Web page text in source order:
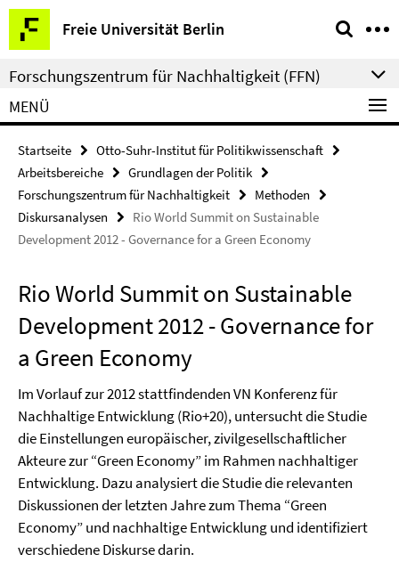
Springe
direkt
zu
Inhalt
Freie Universität Berlin
Service-
Navigation
Forschungszentrum für Nachhaltigkeit (FFN)
MENÜ
Startseite
Otto-Suhr-Institut für Politikwissenschaft
Arbeitsbereiche
Grundlagen der Politik
Forschungszentrum für Nachhaltigkeit
Methoden
Diskursanalysen
Rio World Summit on Sustainable
Development 2012 - Governance for a Green Economy
Rio World Summit on Sustainable
Development 2012 - Governance for
a Green Economy
Im Vorlauf zur 2012 stattfindenden VN Konferenz für
Nachhaltige Entwicklung (Rio+20), untersucht die Studie
die Einstellungen europäischer, zivilgesellschaftlicher
Akteure zur “Green Economy” im Rahmen nachhaltiger
Entwicklung. Dazu analysiert die Studie die relevanten
Diskussionen der letzten Jahre zum Thema “Green
Economy” und nachhaltige Entwicklung und identifiziert
verschiedene Diskurse darin.